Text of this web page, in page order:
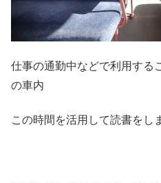
仕事の通勤中などで利用する
の車内
この時間を活用して読書をし